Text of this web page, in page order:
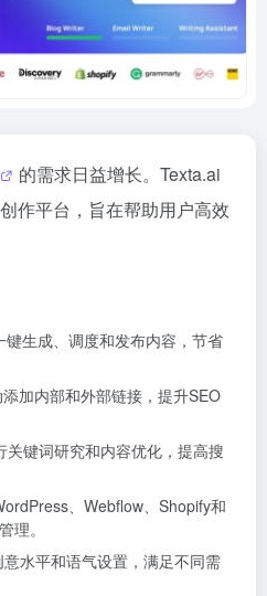
的需求日益增长。Texta.ai
作平台，旨在帮助用户高效
键生成、调度和发布内容，节省
加内部和外部链接，提升SEO
关键词研究和内容优化，提高搜
、Webflow、Shopify和
理。
水平和语气设置，满足不同需